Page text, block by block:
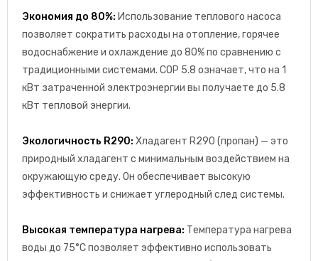
Экономия до 80%: Использование теплового насоса
позволяет сократить расходы на отопление, горячее
водоснабжение и охлаждение до 80% по сравнению с
традиционными системами. COP 5.8 означает, что на 1
кВт затраченной электроэнергии вы получаете до 5.8
кВт тепловой энергии.
Экологичность R290: Хладагент R290 (пропан) — это
природный хладагент с минимальным воздействием на
окружающую среду. Он обеспечивает высокую
эффективность и снижает углеродный след системы.
Высокая температура нагрева: Температура нагрева
воды до 75°C позволяет эффективно использовать